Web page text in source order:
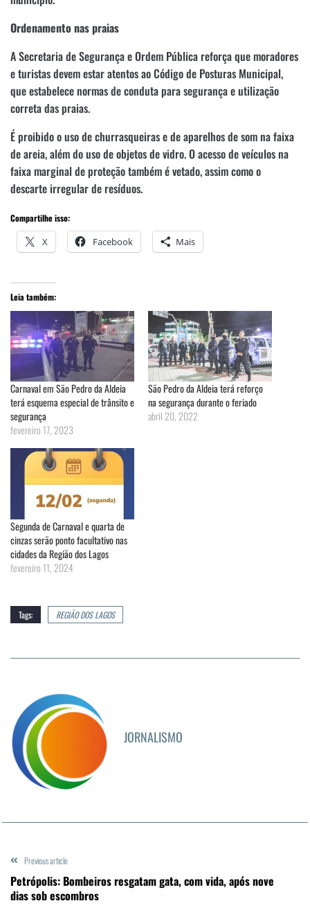
Ordenamento nas praias
A Secretaria de Segurança e Ordem Pública reforça que moradores
e turistas devem estar atentos ao Código de Posturas Municipal,
que estabelece normas de conduta para segurança e utilização
correta das praias.
É proibido o uso de churrasqueiras e de aparelhos de som na faixa
de areia, além do uso de objetos de vidro. O acesso de veículos na
faixa marginal de proteção também é vetado, assim como o
descarte irregular de resíduos.
Compartilhe isso:
X Facebook Mais
Leia também:
Carnaval em São Pedro da Aldeia
terá esquema especial de trânsito e
segurança
fevereiro 17, 2023
São Pedro da Aldeia terá reforço
na segurança durante o feriado
abril 20, 2022
Segunda de Carnaval e quarta de
cinzas serão ponto facultativo nas
cidades da Região dos Lagos
fevereiro 11, 2024
Tags: REGIÃO DOS LAGOS
JORNALISMO
Previous article
Petrópolis: Bombeiros resgatam gata, com vida, após nove
dias sob escombros